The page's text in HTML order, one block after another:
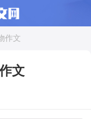
作文
文